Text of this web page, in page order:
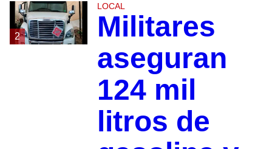
2
LOCAL
Militares
aseguran
124 mil
litros de